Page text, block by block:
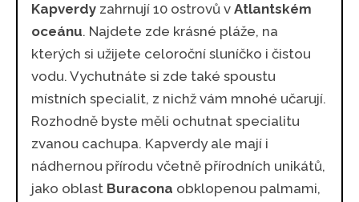
Kapverdy zahrnují 10 ostrovů v Atlantském
oceánu. Najdete zde krásné pláže, na
kterých si užijete celoroční sluníčko i čistou
vodu. Vychutnáte si zde také spoustu
místních specialit, z nichž vám mnohé učarují.
Rozhodně byste měli ochutnat specialitu
zvanou cachupa. Kapverdy ale mají i
nádhernou přírodu včetně přírodních unikátů,
jako oblast Buracona obklopenou palmami,